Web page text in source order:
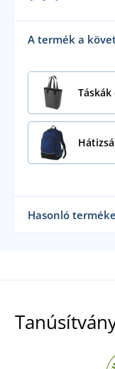
A termék a
Hasonló